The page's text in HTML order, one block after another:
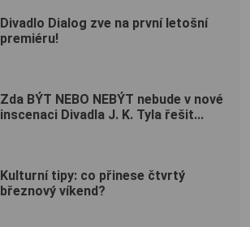
Divadlo Dialog zve na první letošní
premiéru!
Zda BÝT NEBO NEBÝT nebude v nové
inscenaci Divadla J. K. Tyla řešit...
Kulturní tipy: co přinese čtvrtý
březnový víkend?